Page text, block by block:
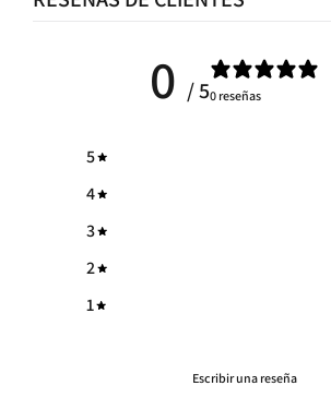
0 / 50 reseñas
5
4
3
2
1
Escribir una reseña